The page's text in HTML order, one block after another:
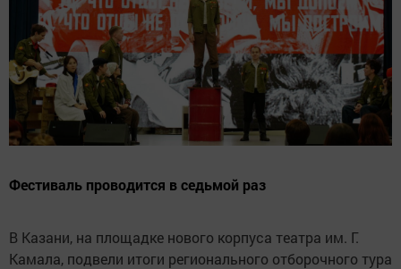
Фестиваль проводится в седьмой раз
В Казани, на площадке нового корпуса театра им. Г.
Камала, подвели итоги регионального отборочного тура